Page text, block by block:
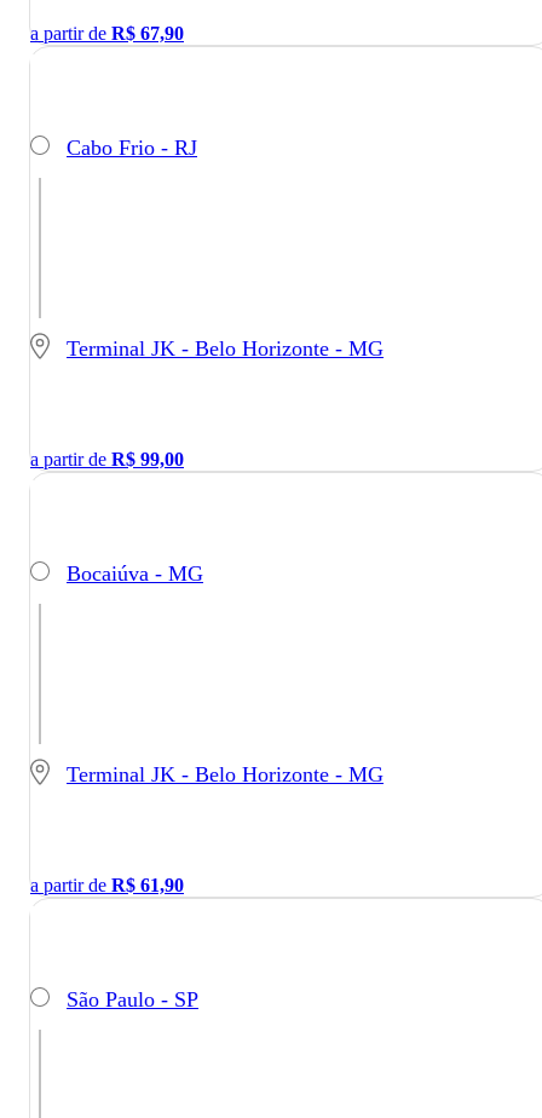
a partir de R$ 67,90
Cabo Frio - RJ
Terminal JK - Belo Horizonte - MG
a partir de R$ 99,00
Bocaiúva - MG
Terminal JK - Belo Horizonte - MG
a partir de R$ 61,90
São Paulo - SP